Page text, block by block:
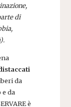
di
da
da
è